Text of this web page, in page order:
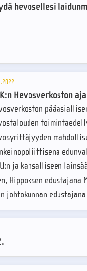
hevosellesi
Hevosverkoston
ja kansalliseen
Hippoksen edustajana
johtokunnan